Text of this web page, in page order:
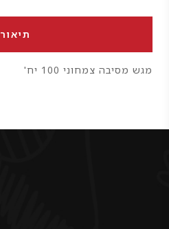
תיאור
מגש מסיבה צמחוני 100 יח'